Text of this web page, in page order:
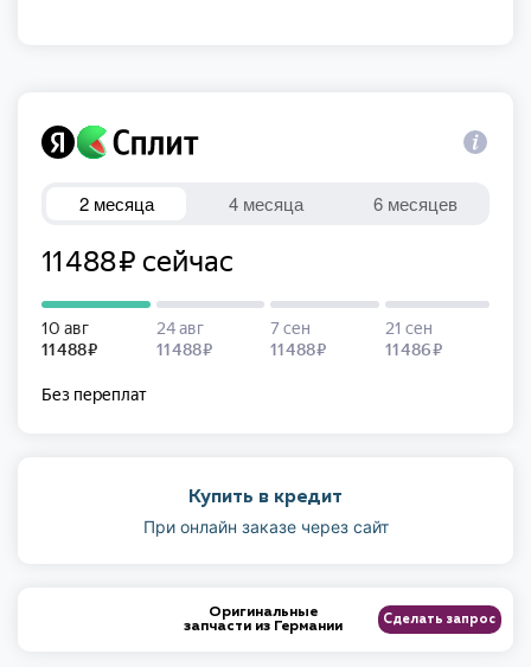
Купить в кредит
При онлайн заказе через сайт
Оригинальные
запчасти из Германии
Сделать запрос